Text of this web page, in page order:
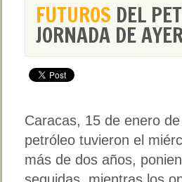
FUTUROS DEL
JORNADA DE
Caracas, 15 de enero
petróleo tuvieron el
más de dos años,